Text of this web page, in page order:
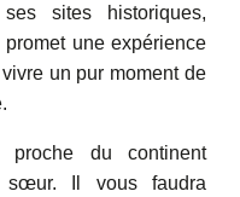
sites historiques,
une expérience
un pur moment de
du continent
sœur. Il vous faudra